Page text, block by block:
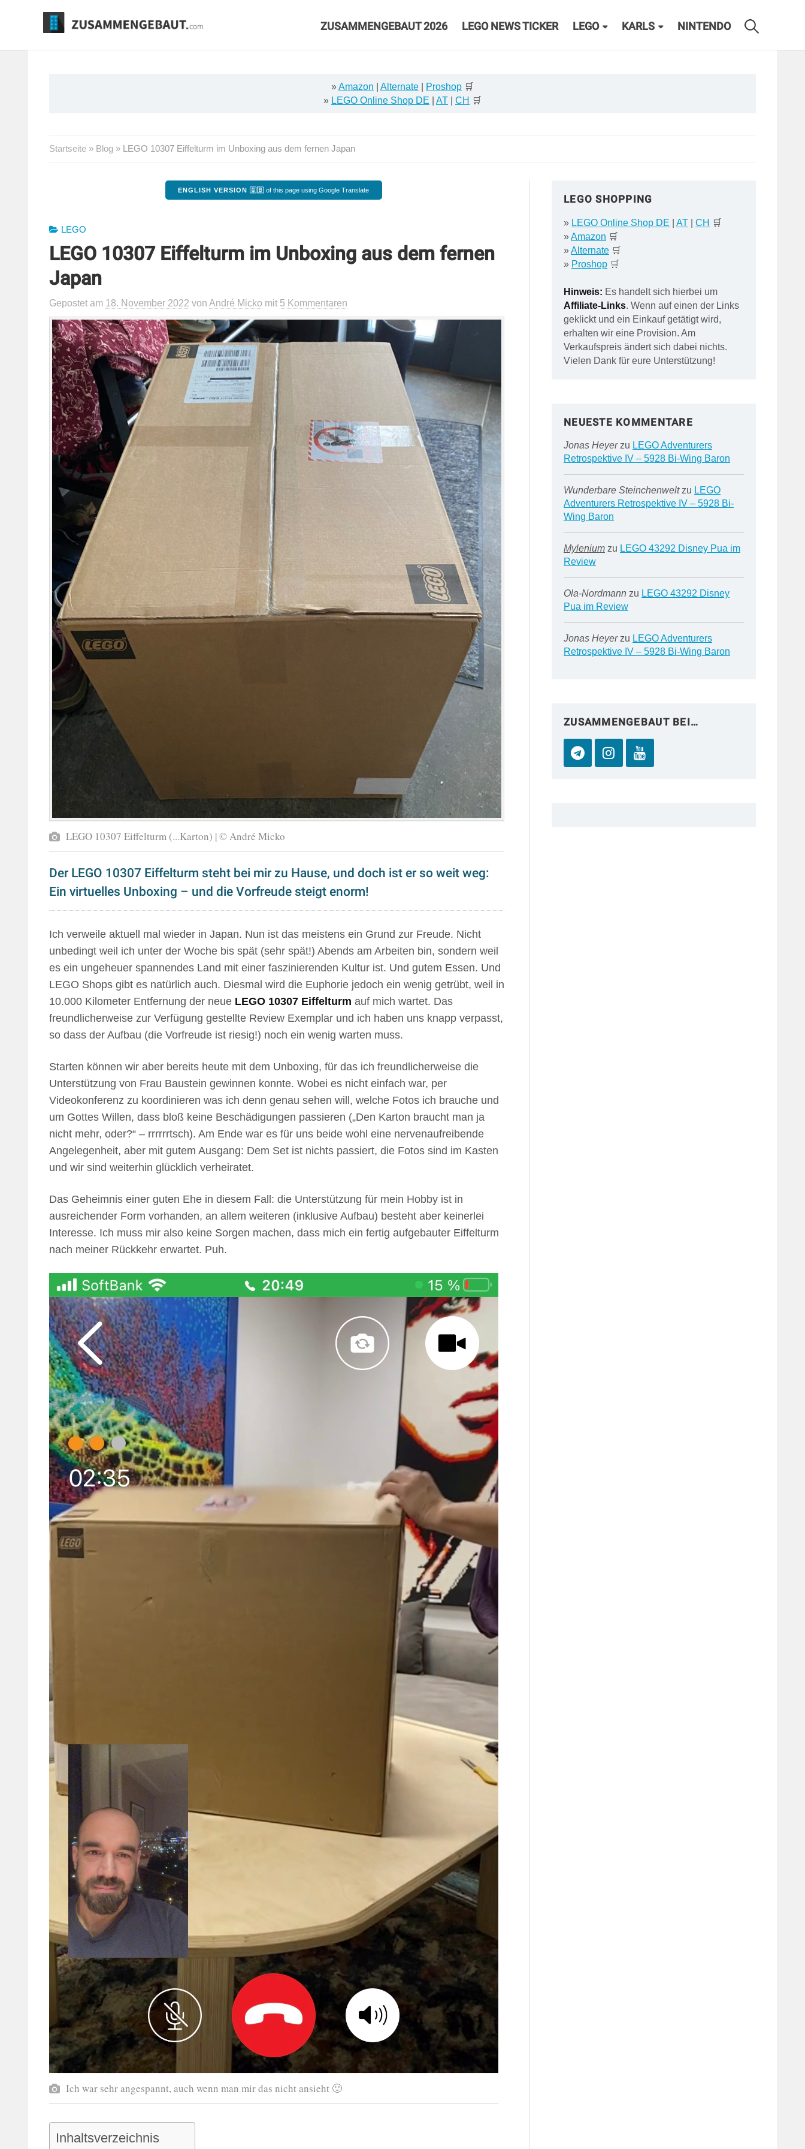
ZUSAMMENGEBAUT 2026 LEGO NEWS TICKER LEGO KARLS NINTENDO
»Amazon Alternate Proshop 🛒
» LEGO Online Shop DE AT CH 🛒
Startseite » Blog » LEGO 10307 Eiffelturm im Unboxing aus dem fernen Japan
ENGLISH VERSION 🇬🇧 of this page using Google Translate
LEGO
LEGO 10307 Eiffelturm im Unboxing aus dem fernen
Japan
Gepostet am 18. November 2022 von André Micko mit 5 Kommentaren
LEGO 10307 Eiffelturm (...Karton) | © André Micko
Der LEGO 10307 Eiffelturm steht bei mir zu Hause, und doch ist er so weit weg:
Ein virtuelles Unboxing – und die Vorfreude steigt enorm!
Ich verweile aktuell mal wieder in Japan. Nun ist das meistens ein Grund zur Freude. Nicht
unbedingt weil ich unter der Woche bis spät (sehr spät!) Abends am Arbeiten bin, sondern weil
es ein ungeheuer spannendes Land mit einer faszinierenden Kultur ist. Und gutem Essen. Und
LEGO Shops gibt es natürlich auch. Diesmal wird die Euphorie jedoch ein wenig getrübt, weil in
10.000 Kilometer Entfernung der neue LEGO 10307 Eiffelturm auf mich wartet. Das
freundlicherweise zur Verfügung gestellte Review Exemplar und ich haben uns knapp verpasst,
so dass der Aufbau (die Vorfreude ist riesig!) noch ein wenig warten muss.
Starten können wir aber bereits heute mit dem Unboxing, für das ich freundlicherweise die
Unterstützung von Frau Baustein gewinnen konnte. Wobei es nicht einfach war, per
Videokonferenz zu koordinieren was ich denn genau sehen will, welche Fotos ich brauche und
um Gottes Willen, dass bloß keine Beschädigungen passieren („Den Karton braucht man ja
nicht mehr, oder?“ – rrrrrrtsch). Am Ende war es für uns beide wohl eine nervenaufreibende
Angelegenheit, aber mit gutem Ausgang: Dem Set ist nichts passiert, die Fotos sind im Kasten
und wir sind weiterhin glücklich verheiratet.
Das Geheimnis einer guten Ehe in diesem Fall: die Unterstützung für mein Hobby ist in
ausreichender Form vorhanden, an allem weiteren (inklusive Aufbau) besteht aber keinerlei
Interesse. Ich muss mir also keine Sorgen machen, dass mich ein fertig aufgebauter Eiffelturm
nach meiner Rückkehr erwartet. Puh.
Ich war sehr angespannt, auch wenn man mir das nicht ansieht 🙂
Inhaltsverzeichnis
LEGO SHOPPING
» LEGO Online Shop DE AT| CH 🛒
»Amazon 🛒
»Alternate🛒
» Proshop🛒
Hinweis: Es handelt sich hierbei um
Affiliate-Links. Wenn auf einen der Links
geklickt und ein Einkauf getätigt wird,
erhalten wir eine Provision. Am
Verkaufspreis ändert sich dabei nichts.
Vielen Dank für eure Unterstützung!
NEUESTE KOMMENTARE
Jonas Heyerzu LEGO Adventurers
Retrospektive IV – 5928 Bi-Wing Baron
Wunderbare Steinchenweltzu LEGO
Adventurers Retrospektive IV – 5928 Bi-
Wing Baron
Myleniumzu LEGO 43292 Disney Pua im
Review
Ola-Nordmannzu LEGO 43292 Disney
Pua im Review
Jonas Heyerzu LEGO Adventurers
Retrospektive IV – 5928 Bi-Wing Baron
ZUSAMMENGEBAUT BEI…